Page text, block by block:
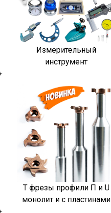
Измерительный
инструмент
T фрезы профили П и U
монолит и с пластинами